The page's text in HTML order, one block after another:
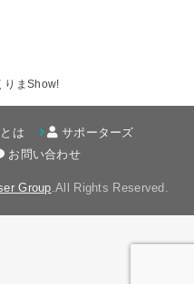
りまShow!
は
サポーターズ
お問い合わせ
Group .All Rights Reserved.